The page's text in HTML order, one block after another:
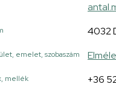
4032
emelet, szobaszám
mellék +36